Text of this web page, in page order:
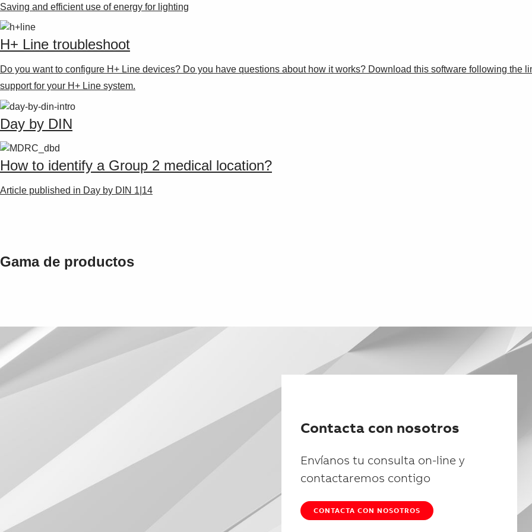
Saving and efficient use of energy for lighting
H+ Line troubleshoot
Do you want to configure H+ Line devices? Do you have questions about how it works? Download this software following the
support for your H+ Line system.
Day by DIN
How to identify a Group 2 medical location?
Article published in Day by DIN 1|14
Gama de productos
Contacta con nosotros
Envíanos tu consulta on-line y
contactaremos contigo
CONTACTA CON NOSOTROS